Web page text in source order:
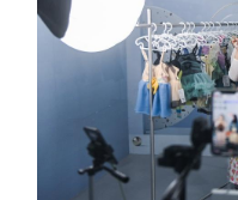
文化 书画
视频
法律 中央文件
食品 人居